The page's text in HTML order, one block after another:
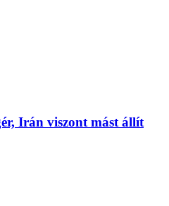
Irán viszont mást állít